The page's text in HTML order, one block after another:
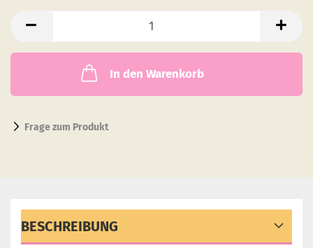
In den Warenkorb
Frage zum Produkt
BESCHREIBUNG